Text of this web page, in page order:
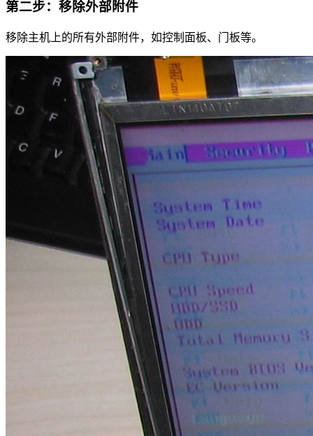
第二步：移除外部附件
移除主机上的所有外部附件，如控制面板、门板等。